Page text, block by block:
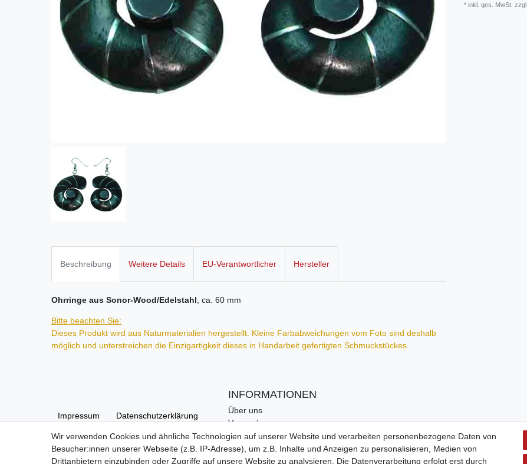
* inkl. ges. MwSt. zzgl.
Beschreibung Weitere Details EU-Verantwortlicher Hersteller
Ohrringe aus Sonor-Wood/Edelstahl , ca. 60 mm
Bitte beachten Sie:
Dieses Produkt wird aus Naturmaterialien hergestellt. Kleine Farbabweichungen vom Foto sind deshalb
möglich und unterstreichen die Einzigartigkeit dieses in Handarbeit gefertigten Schmuckstückes.
Impressum Daten­schutz­erklärung
AGB Barrierefreiheitserklärung
INFORMATIONEN
Über uns
Versand
Kontakt
Links
Hilfe
Wir verwenden Cookies und ähnliche Technologien auf unserer Website und verarbeiten personenbezogene Daten von
Besucher:innen unserer Webseite (z.B. IP-Adresse), um z.B. Inhalte und Anzeigen zu personalisieren, Medien von
Drittanbietern einzubinden oder Zugriffe auf unsere Website zu analysieren. Die Datenverarbeitung erfolgt erst durch